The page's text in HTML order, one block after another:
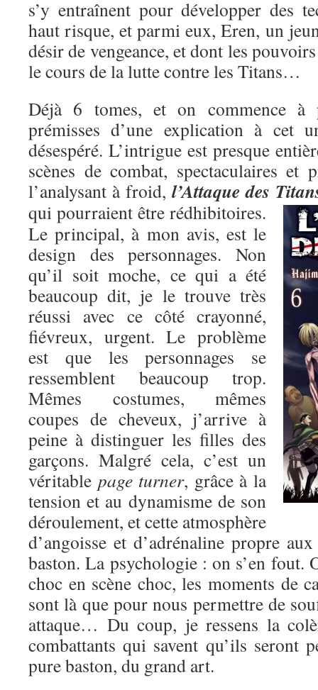
s’y entraînent pour développer des
haut risque, et parmi eux, Eren, un
désir de vengeance, et dont les
le cours de la lutte contre les Titans…
Déjà 6 tomes, et on commence à
prémisses d’une explication à cet
désespéré. L’intrigue est presque
scènes de combat, spectaculaires et
l’analysant à froid, l’Attaque des
qui pourraient être rédhibitoires.
Le principal, à mon avis, est le
design des personnages. Non
qu’il soit moche, ce qui a été
beaucoup dit, je le trouve très
réussi avec ce côté crayonné,
fiévreux, urgent. Le problème
est que les personnages se
ressemblent beaucoup trop.
Mêmes costumes, mêmes
coupes de cheveux, j’arrive à
peine à distinguer les filles des
garçons. Malgré cela, c’est un
véritable page turner, grâce à la
tension et au dynamisme de son
déroulement, et cette atmosphère
d’angoisse et d’adrénaline propre
baston. La psychologie : on s’en fout.
choc en scène choc, les moments de
sont là que pour nous permettre de
attaque… Du coup, je ressens la
combattants qui savent qu’ils seront
pure baston, du grand art.